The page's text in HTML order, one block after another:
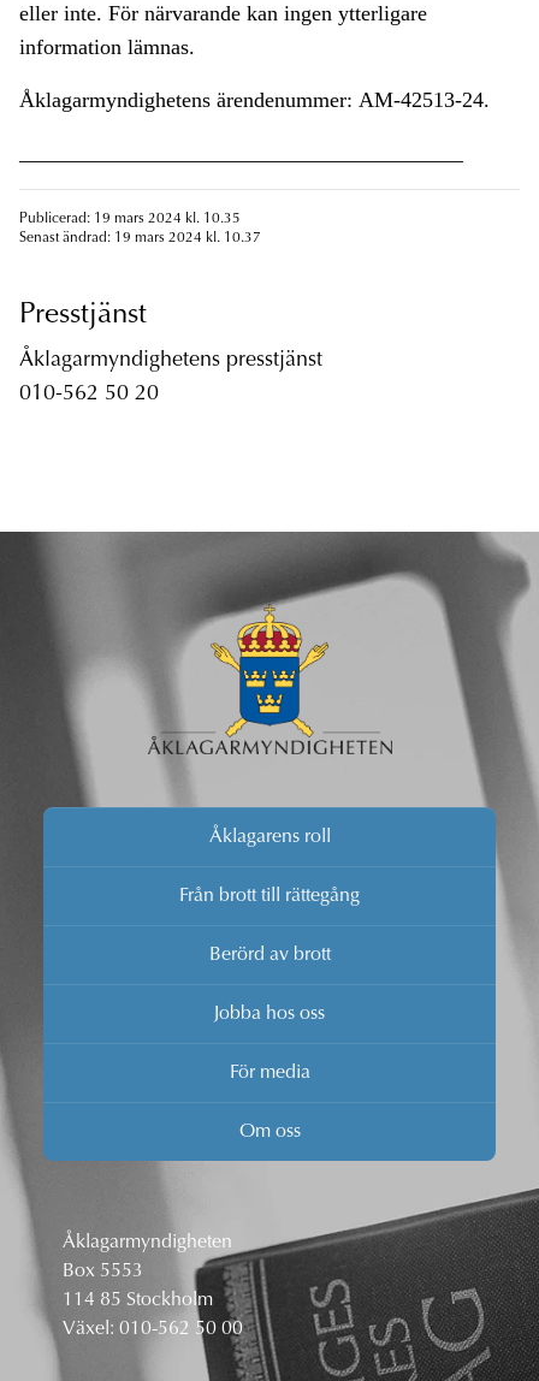
eller inte. För närvarande kan ingen ytterligare
information lämnas.
Åklagarmyndighetens ärendenummer: AM-42513-24.
Publicerad: 19 mars 2024 kl. 10.35
Senast ändrad: 19 mars 2024 kl. 10.37
Presstjänst
Åklagarmyndighetens presstjänst
010-562 50 20
Åklagarens roll
Från brott till rättegång
Berörd av brott
Jobba hos oss
För media
Om oss
Åklagarmyndigheten
Box 5553
114 85 Stockholm
Växel: 010-562 50 00